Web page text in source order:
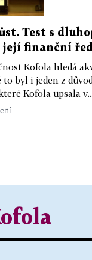
Test s
její finanční
Kofola hledá
byl i jeden z
Kofola upsala